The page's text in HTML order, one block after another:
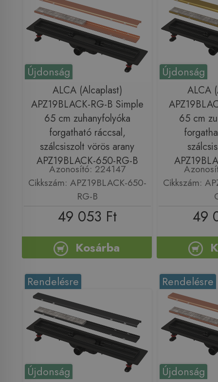
Újdonság
ALCA (Alcaplast)
APZ19BLACK-RG-B Simple
65 cm zuhanyfolyóka
forgatható ráccsal,
szálcsiszolt vörös arany
APZ19BLACK-650-RG-B
Azonosító: 224147
Cikkszám: APZ19BLACK-650-
RG-B
49 053 Ft
Kosárba
Újdonság
ALCA
65 cm
Cikkszám:
49
Újdonság
Rendelésre
Újdonság
Rendelésre